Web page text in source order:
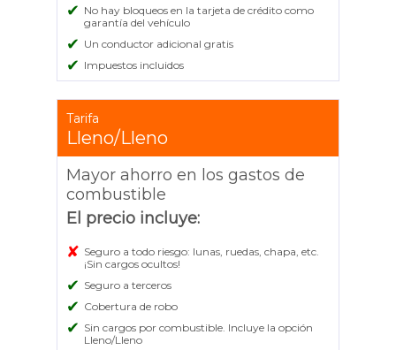
✔ No hay bloqueos en la tarjeta de crédito como
garantía del vehículo
✔ Un conductor adicional gratis
✔ Impuestos incluidos
Tarifa
Lleno/Lleno
Mayor ahorro en los gastos de
combustible
El precio incluye:
✘ Seguro a todo riesgo: lunas, ruedas, chapa, etc.
¡Sin cargos ocultos!
✔ Seguro a terceros
✔ Cobertura de robo
✔ Sin cargos por combustible. Incluye la opción
Lleno/Lleno